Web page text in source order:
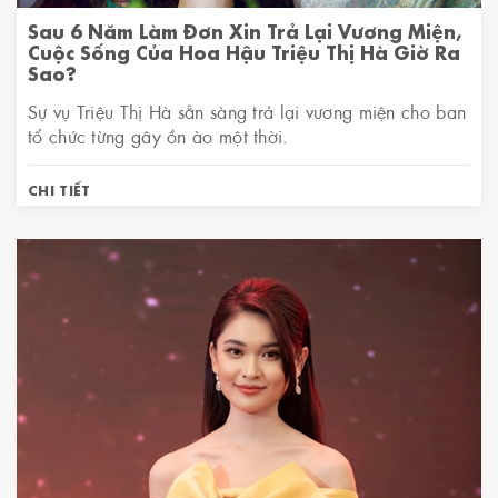
Sau 6 Năm Làm Đơn Xin Trả Lại Vương Miện,
Cuộc Sống Của Hoa Hậu Triệu Thị Hà Giờ Ra
Sao?
Sự vụ Triệu Thị Hà sẵn sàng trả lại vương miện cho ban
tổ chức từng gây ồn ào một thời.
CHI TIẾT